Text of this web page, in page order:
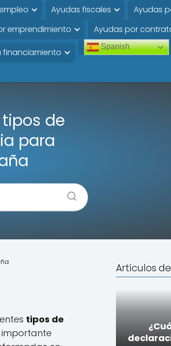
Ayudas fiscales
Ayudas
emprendimiento Ayudas por
financiamiento
Spanish
de
para
tipos de
importante
Artículos